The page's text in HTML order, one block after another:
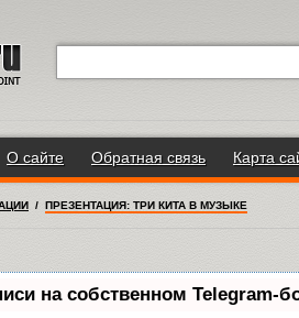
О сайте Обратная связь Карта
/ ПРЕЗЕНТАЦИЯ: ТРИ КИТА В МУЗЫКЕ
на собственном Telegram-